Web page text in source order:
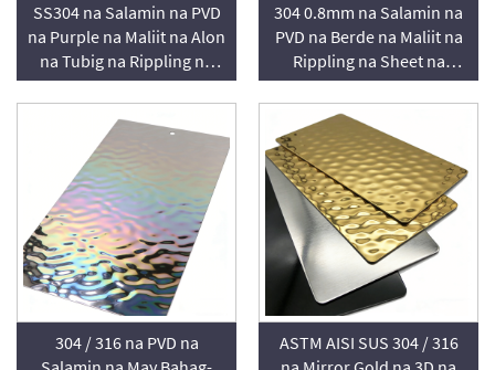
SS304 na Salamin na PVD
na Purple na Maliit na Alon
na Tubig na Rippling na
Sheet na Stainless Steel
304 0.8mm na Salamin na
PVD na Berde na Maliit na
Rippling na Sheet na
Stainless Steel
304 / 316 na PVD na
ASTM AISI SUS 304 / 316